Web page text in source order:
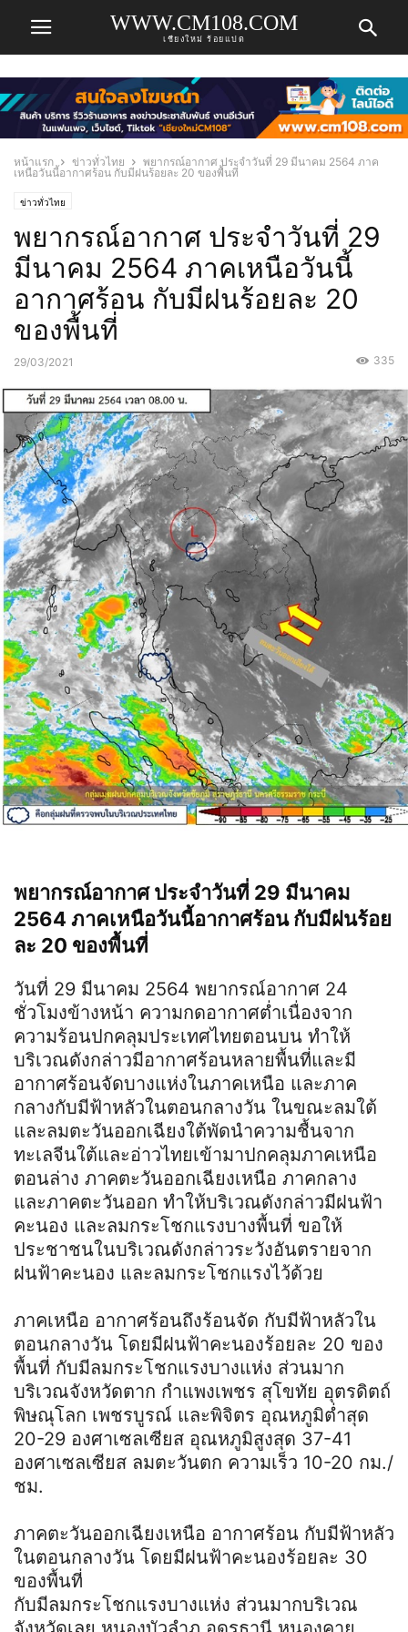
WWW.CM108.COM
เชียงใหม่ ร้อยแปด
หน้าแรก ข่าวทั่วไทย
พยากรณ์อากาศ ประจำวันที่ 29 มีนาคม 2564 ภาค
เหนือวันนี้อากาศร้อน กับมีฝนร้อยละ 20 ของพื้นที่
ข่าวทั่วไทย
พยากรณ์อากาศ ประจำวันที่ 29
มีนาคม 2564 ภาคเหนือวันนี้
อากาศร้อน กับมีฝนร้อยละ 20
ของพื้นที่
29/03/2021 335
พยากรณ์อากาศ ประจำวันที่ 29 มีนาคม
2564 ภาคเหนือวันนี้อากาศร้อน กับมีฝนร้อย
ละ 20 ของพื้นที่
วันที่ 29 มีนาคม 2564 พยากรณ์อากาศ 24
ชั่วโมงข้างหน้า ความกดอากาศต่ำเนื่องจาก
ความร้อนปกคลุมประเทศไทยตอนบน ทำให้
บริเวณดังกล่าวมีอากาศร้อนหลายพื้นที่และมี
อากาศร้อนจัดบางแห่งในภาคเหนือ และภาค
กลางกับมีฟ้าหลัวในตอนกลางวัน ในขณะลมใต้
และลมตะวันออกเฉียงใต้พัดนำความชื้นจาก
ทะเลจีนใต้และอ่าวไทยเข้ามาปกคลุมภาคเหนือ
ตอนล่าง ภาคตะวันออกเฉียงเหนือ ภาคกลาง
และภาคตะวันออก ทำให้บริเวณดังกล่าวมีฝนฟ้า
คะนอง และลมกระโชกแรงบางพื้นที่ ขอให้
ประชาชนในบริเวณดังกล่าวระวังอันตรายจาก
ฝนฟ้าคะนอง และลมกระโชกแรงไว้ด้วย
ภาคเหนือ อากาศร้อนถึงร้อนจัด กับมีฟ้าหลัวใน
ตอนกลางวัน โดยมีฝนฟ้าคะนองร้อยละ 20 ของ
พื้นที่ กับมีลมกระโชกแรงบางแห่ง ส่วนมาก
บริเวณจังหวัดตาก กำแพงเพชร สุโขทัย อุตรดิตถ์
พิษณุโลก เพชรบูรณ์ และพิจิตร อุณหภูมิต่ำสุด
20-29 องศาเซลเซียส อุณหภูมิสูงสุด 37-41
องศาเซลเซียส ลมตะวันตก ความเร็ว 10-20 กม./
ชม.
ภาคตะวันออกเฉียงเหนือ อากาศร้อน กับมีฟ้าหลัว
ในตอนกลางวัน โดยมีฝนฟ้าคะนองร้อยละ 30
ของพื้นที่
กับมีลมกระโชกแรงบางแห่ง ส่วนมากบริเวณ